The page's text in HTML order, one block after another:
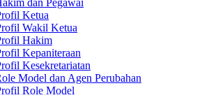
dan Pegawai
Ketua
Wakil Ketua
Hakim
Kepaniteraan
Kesekretariatan
Model dan Agen Perubahan
Role Model